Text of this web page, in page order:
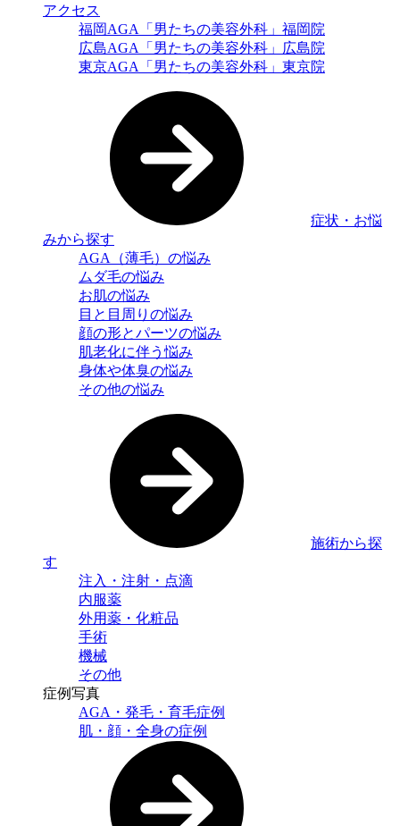
アクセス
福岡AGA「男たちの美容外科」福岡院
広島AGA「男たちの美容外科」広島院
東京AGA「男たちの美容外科」東京院
症状・お悩
みから探す
AGA（薄毛）の悩み
ムダ毛の悩み
お肌の悩み
目と目周りの悩み
顔の形とパーツの悩み
肌老化に伴う悩み
身体や体臭の悩み
その他の悩み
施術から探
す
注入・注射・点滴
内服薬
外用薬・化粧品
手術
機械
その他
症例写真
AGA・発毛・育毛症例
肌・顔・全身の症例